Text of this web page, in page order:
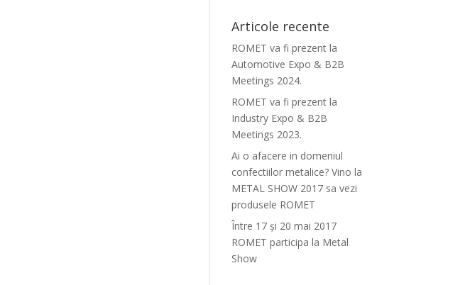
Articole recente
ROMET va fi prezent la
Automotive Expo & B2B
Meetings 2024.
ROMET va fi prezent la
Industry Expo & B2B
Meetings 2023.
Ai o afacere in domeniul
confectiilor metalice? Vino la
METAL SHOW 2017 sa vezi
produsele ROMET
Între 17 şi 20 mai 2017
ROMET participa la Metal
Show